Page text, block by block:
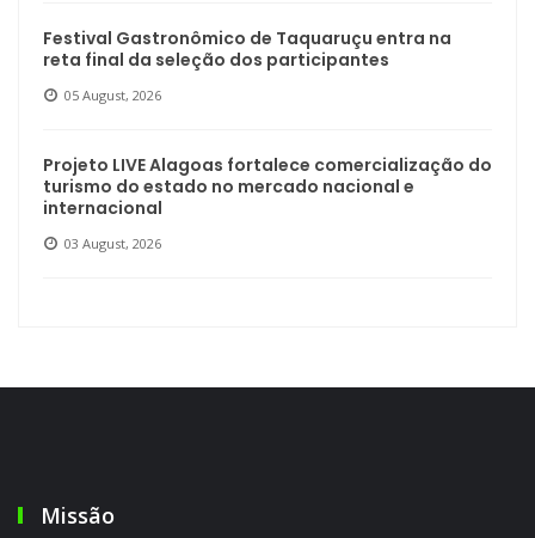
Festival Gastronômico de Taquaruçu entra na
reta final da seleção dos participantes
05 August, 2026
Projeto LIVE Alagoas fortalece comercialização do
turismo do estado no mercado nacional e
internacional
03 August, 2026
Missão